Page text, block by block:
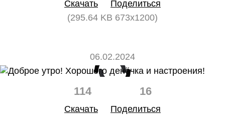
Скачать
Поделиться
(295.64 KB 673x1200)
06.02.2024
114 16
Скачать
Поделиться